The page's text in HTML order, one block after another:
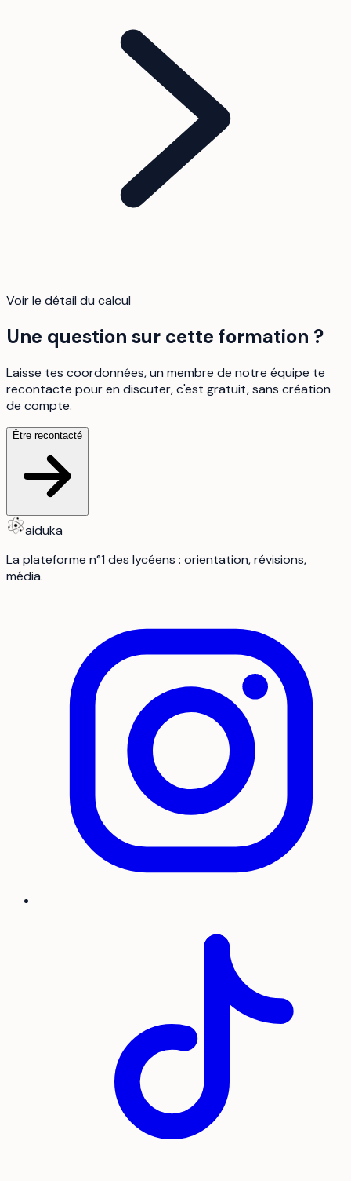
Voir le détail du calcul
Une question sur cette formation ?
Laisse tes coordonnées, un membre de notre équipe te
recontacte pour en discuter, c'est gratuit, sans création
de compte.
Être recontacté
aiduka
La plateforme n°1 des lycéens : orientation, révisions,
média.